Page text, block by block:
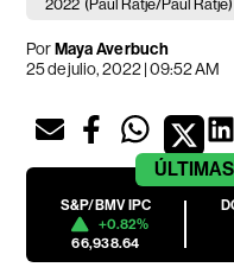
2022 (Paul Ratje/Paul Ratje)
PorMaya Averbuch
25 de julio, 2022 | 09:52 AM
ÚLTIMAS
S&P/BMV IPC
+0.82%
66,938.64